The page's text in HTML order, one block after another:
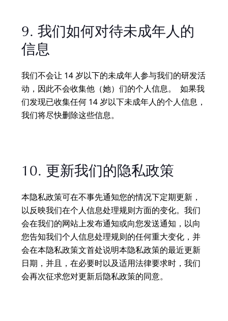
9. 我们如何对待未成年人的
信息
我们不会让 14 岁以下的未成年人参与我们的研发活
动，因此不会收集他（她）们的个人信息。 如果我
们发现已收集任何 14 岁以下未成年人的个人信息，
我们将尽快删除这些信息。
10. 更新我们的隐私政策
本隐私政策可在不事先通知您的情况下定期更新，
以反映我们在个人信息处理规则方面的变化。我们
会在我们的网站上发布通知或向您发送通知，以向
您告知我们个人信息处理规则的任何重大变化，并
会在本隐私政策文首处说明本隐私政策的最近更新
日期，并且，在必要时以及适用法律要求时，我们
会再次征求您对更新后隐私政策的同意。